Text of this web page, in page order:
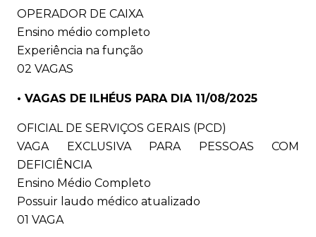
OPERADOR DE CAIXA
Ensino médio completo
Experiência na função
02 VAGAS
• VAGAS DE ILHÉUS PARA DIA 11/08/2025
OFICIAL DE SERVIÇOS GERAIS (PCD)
VAGA EXCLUSIVA PARA PESSOAS COM
DEFICIÊNCIA
Ensino Médio Completo
Possuir laudo médico atualizado
01 VAGA